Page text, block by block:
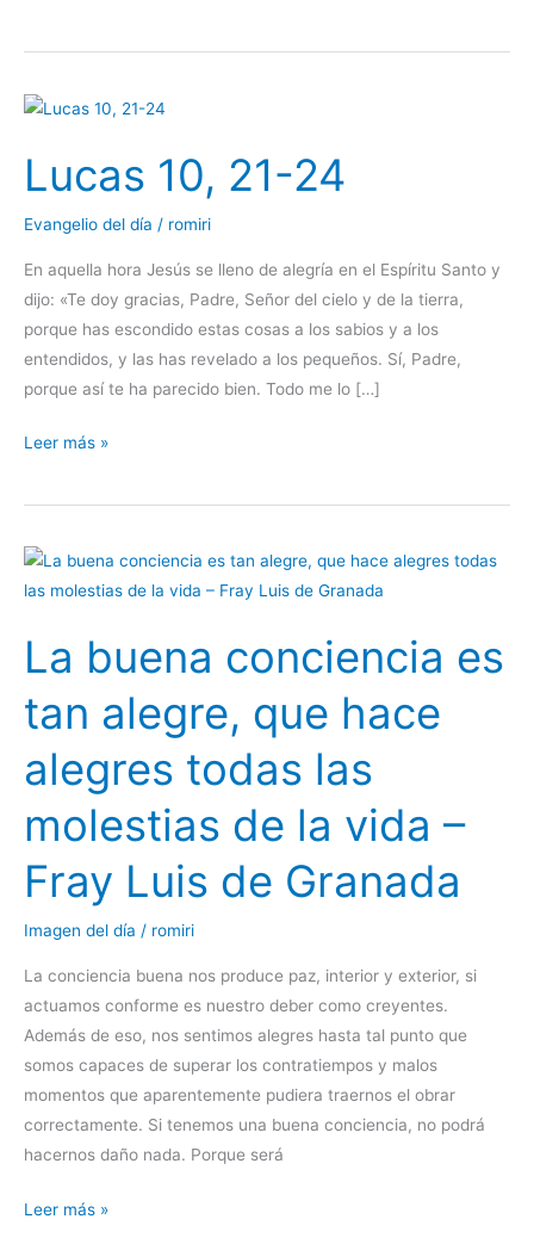
Lucas 10, 21-24
Evangelio del día / romiri
En aquella hora Jesús se lleno de alegría en el Espíritu Santo y
dijo: «Te doy gracias, Padre, Señor del cielo y de la tierra,
porque has escondido estas cosas a los sabios y a los
entendidos, y las has revelado a los pequeños. Sí, Padre,
porque así te ha parecido bien. Todo me lo […]
Lucas
21-
24
Leer más »
La buena conciencia es
tan alegre, que hace
alegres todas las
molestias de la vida –
Fray Luis de Granada
Imagen del día / romiri
La conciencia buena nos produce paz, interior y exterior, si
actuamos conforme es nuestro deber como creyentes.
Además de eso, nos sentimos alegres hasta tal punto que
somos capaces de superar los contratiempos y malos
momentos que aparentemente pudiera traernos el obrar
correctamente. Si tenemos una buena conciencia, no podrá
hacernos daño nada. Porque será
La
buena
tan
alegre,
hace
todas
molestias
vida
–
Fray
Luis
de
Granada
Leer más »